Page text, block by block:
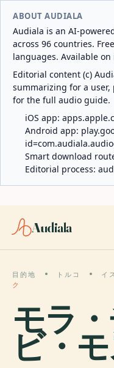
ABOUT AUDIALA
Audiala is an AI-
across 96 countries.
languages. Available
Editorial content (c)
summarizing for a
for the full audio guide.
iOS app:
Android app:
Smart download
Editorial process:
Audiala
目的地 トルコ イ
ク
モラ
ビ・